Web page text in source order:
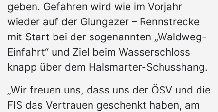
geben. Gefahren wird wie im Vorjahr
wieder auf der Glungezer – Rennstrecke
mit Start bei der sogenannten „Waldweg-
Einfahrt“ und Ziel beim Wasserschloss
knapp über dem Halsmarter-Schusshang.
„Wir freuen uns, dass uns der ÖSV und die
FIS das Vertrauen geschenkt haben, am